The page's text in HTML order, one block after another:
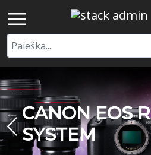
CANON EOS R
SYSTEM